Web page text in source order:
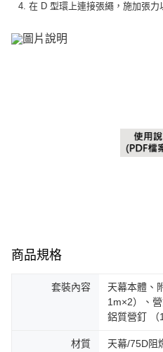
4. 在 D 型環上連接張繩，施加張力
商品規格
套裝內容
天幕本體、
1m×2）、
鋁質營釘 （
材質
天幕/75D阻